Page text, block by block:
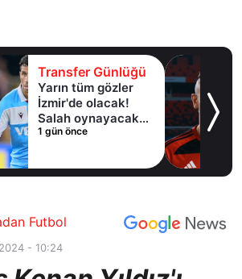
Transfer Günlüğü
Yarın tüm gözler
İzmir'de olacak!
Salah oynayacak
mı?
1 gün önce
Futbol
- 10:24